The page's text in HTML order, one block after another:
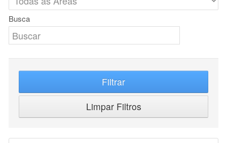
Busca
Filtrar
Limpar Filtros